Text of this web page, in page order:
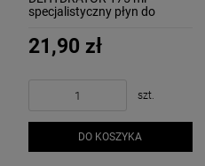
specjalistyczny płyn do
MOLLON
21,90 zł
szt.
DO KOSZYKA